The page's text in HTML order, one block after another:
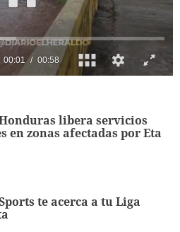
libera servicios
en zonas afectadas por Eta
te acerca a tu Liga